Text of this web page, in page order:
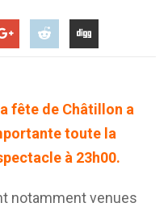
fête de Châtillon a
toute la
à 23h00.
notamment venues